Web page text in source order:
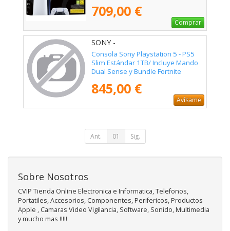
709,00 €
Comprar
SONY -
Consola Sony Playstation 5 - PS5
Slim Estándar 1TB/ Incluye Mando
Dual Sense y Bundle Fortnite
845,00 €
Avísame
Ant. 01 Sig.
Sobre Nosotros
CVIP Tienda Online Electronica e Informatica, Telefonos,
Portatiles, Accesorios, Componentes, Perifericos, Productos
Apple , Camaras Video Vigilancia, Software, Sonido, Multimedia
y mucho mas !!!!!